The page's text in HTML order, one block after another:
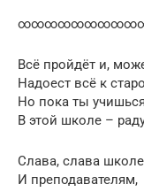
Всё пройдёт и,
Надоест всё к
Но пока ты учишься
В этой школе –
Слава, слава школе
И преподавателям,